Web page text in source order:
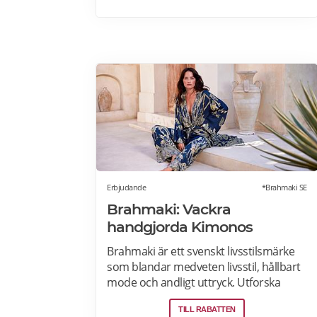
Erbjudande *Brahmaki SE
Brahmaki: Vackra
handgjorda Kimonos
Brahmaki är ett svenskt livsstilsmärke
som blandar medveten livsstil, hållbart
mode och andligt uttryck. Utforska
unika och vackra Maxi Kaftans – alla
vändbara och tillverkade av de finaste
TILL RABATTEN